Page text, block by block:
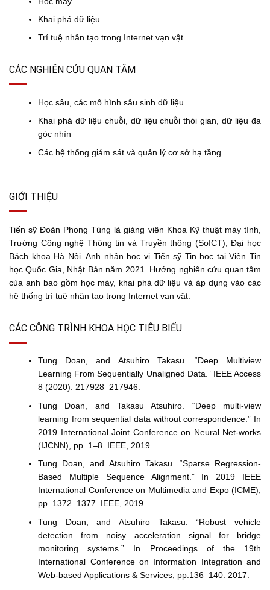
Khai phá dữ liệu
Trí tuệ nhân tạo trong Internet vạn vật.
CÁC NGHIÊN CỨU QUAN TÂM
Học sâu, các mô hình sâu sinh dữ liệu
Khai phá dữ liệu chuỗi, dữ liệu chuỗi thòi gian, dữ liệu đa
góc nhìn
Các hệ thống giám sát và quản lý cơ sở hạ tầng
GIỚI THIỆU
Tiến sỹ Đoàn Phong Tùng là giảng viên Khoa Kỹ thuật máy tính,
Trường Công nghệ Thông tin và Truyền thông (SoICT), Đại học
Bách khoa Hà Nội. Anh nhận học vị Tiến sỹ Tin học tại Viện Tin
học Quốc Gia, Nhật Bản năm 2021. Hướng nghiên cứu quan tâm
của anh bao gồm học máy, khai phá dữ liệu và áp dụng vào các
hệ thống trí tuệ nhân tạo trong Internet vạn vật.
CÁC CÔNG TRÌNH KHOA HỌC TIÊU BIỂU
Tung Doan, and Atsuhiro Takasu. “Deep Multiview
Learning From Sequentially Unaligned Data.” IEEE Access
8 (2020): 217928–217946.
Tung Doan, and Takasu Atsuhiro. “Deep multi-view
learning from sequential data without correspondence.” In
2019 International Joint Conference on Neural Net-works
(IJCNN), pp. 1–8. IEEE, 2019.
Tung Doan, and Atsuhiro Takasu. “Sparse Regression-
Based Multiple Sequence Alignment.” In 2019 IEEE
International Conference on Multimedia and Expo (ICME),
pp. 1372–1377. IEEE, 2019.
Tung Doan, and Atsuhiro Takasu. “Robust vehicle
detection from noisy acceleration signal for bridge
monitoring systems.” In Proceedings of the 19th
International Conference on Information Integration and
Web-based Applications & Services, pp.136–140. 2017.